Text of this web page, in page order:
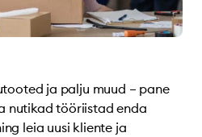
ja palju muud – pane
nutikad tööriistad enda
leia uusi kliente ja